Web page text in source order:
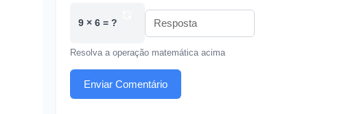
9 × 6 = ?
Resolva a operação matemática acima
Enviar Comentário